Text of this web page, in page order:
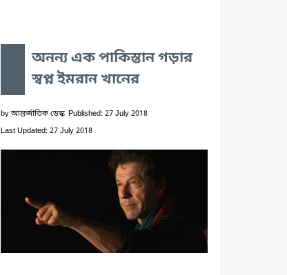
অনন্য এক পাকিস্তান গড়ার
স্বপ্ন ইমরান খানের
by আন্তর্জাতিক ডেস্ক Published: 27 July 2018
Last Updated: 27 July 2018